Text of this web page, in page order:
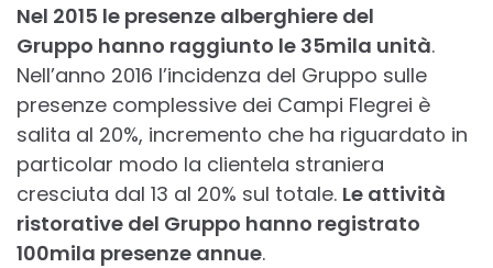
Nel 2015 le presenze alberghiere del
Gruppo hanno raggiunto le 35mila unità.
Nell’anno 2016 l’incidenza del Gruppo sulle
presenze complessive dei Campi Flegrei è
salita al 20%, incremento che ha riguardato in
particolar modo la clientela straniera
cresciuta dal 13 al 20% sul totale. Le attività
ristorative del Gruppo hanno registrato
100mila presenze annue.